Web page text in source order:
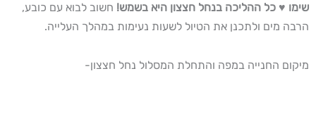
שימו ♥ כל ההליכה בנחל חצצון היא בשמש! חשוב לבוא עם כובע,
הרבה מים ולתכנן את הטיול לשעות נעימות במהלך העלייה.
מיקום החנייה במפה והתחלת המסלול נחל חצצון-